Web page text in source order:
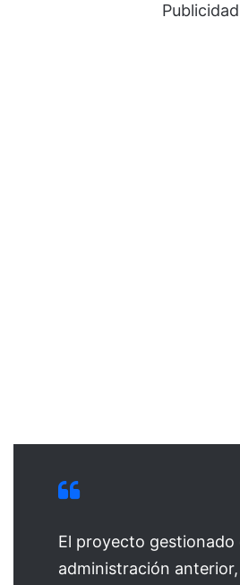
Publicidad
El proyecto gestionado
administración